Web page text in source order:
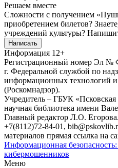
Решаем вместе
Сложности с получением
приобретением билетов?
учреждений культуры?
Написать
Информация 12+
Регистрационный номер Эл №
г. Федеральной службой по
информационных технологий
(Роскомнадзор).
Учредитель – ГБУК «Псковская
научная библиотека имени
Главный редактор Л.О.
+7(8112)72-84-01,
материалов прямая ссылка на
Информационная
кибермошенников
Меню